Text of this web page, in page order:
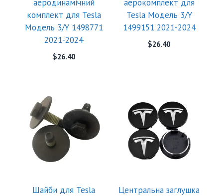
аеродинамічний
комплект для Tesla
Модель 3/Y 1498771
2021-2024
$26.40
аерокомплект для
Tesla Модель 3/Y
1499151 2021-2024
$26.40
Шайби для Tesla
Центральна заглушка